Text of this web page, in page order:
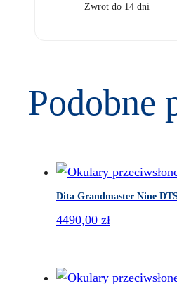
Zwrot do 14 dni
Podobne
Dita Grandmaster Nine
4490,00 zł